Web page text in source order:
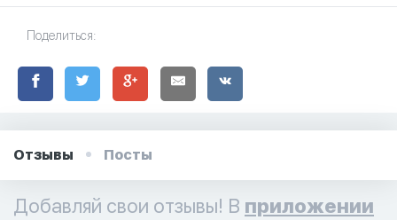
Поделиться:
Отзывы Посты
Добавляй свои отзывы! В приложении